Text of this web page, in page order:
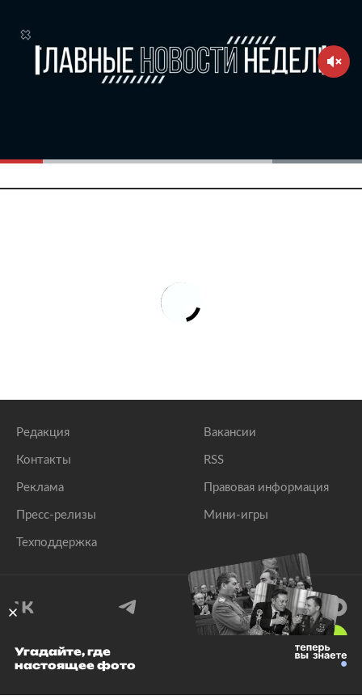
Редакция
Контакты
Реклама
Пресс-релизы
Техподдержка
Вакансии
RSS
Правовая информация
Мини-игры
© 1999–2026 Все права защищены.
Угадайте, где
настоящее фото